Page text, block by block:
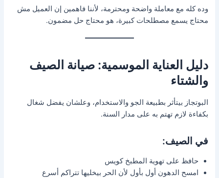
وده كله مع معاملة واضحة ومحترمة، لأننا فاهمين إن العميل مش
محتاج يسمع مصطلحات كبيرة، هو محتاج حل مضمون.
دليل العناية الموسمية: صيانة الصيف
والشتاء
البوتجاز بيتأثر بطبيعة الجو والاستخدام، وعلشان يفضل شغال
بكفاءة لازم تهتم به على مدار السنة.
في الصيف:
حافظ على تهوية المطبخ كويس
امسح الدهون أول بأول لأن الحر بيخليها تتراكم أسرع